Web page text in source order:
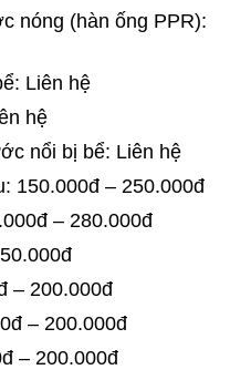
nóng (hàn ống PPR):
Liên hệ
hệ
nổi bị bể: Liên hệ
150.000đ – 250.000đ
– 280.000đ
– 200.000đ
– 200.000đ
– 200.000đ